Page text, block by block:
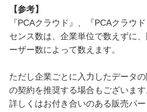
【参考】
『PCAクラウド』、『PCAクラウ
センス数は、企業単位で数えずに
ーザー数によって数えます。
ただし企業ごとに入力したデータ
の契約を推奨する場合もございます
詳しくはお付き合いのある販売パー